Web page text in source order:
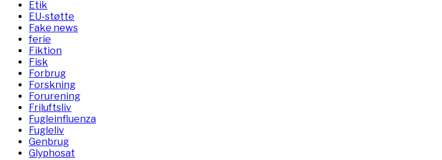
Etik
EU-støtte
Fake news
ferie
Fiktion
Fisk
Forbrug
Forskning
Forurening
Friluftsliv
Fugleinfluenza
Fugleliv
Genbrug
Glyphosat